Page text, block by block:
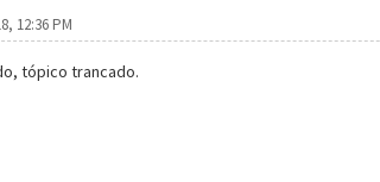
12:36 PM
tópico trancado.